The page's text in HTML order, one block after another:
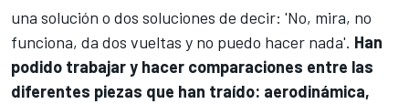
una solución o dos soluciones de decir: 'No, mira, no
funciona, da dos vueltas y no puedo hacer nada'. Han
podido trabajar y hacer comparaciones entre las
diferentes piezas que han traído: aerodinámica,